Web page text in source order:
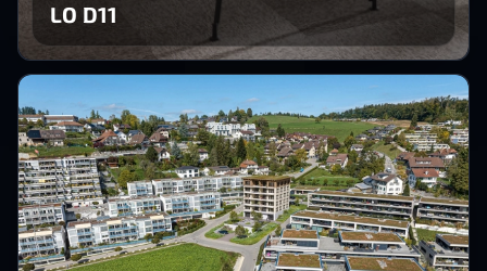
LO D11